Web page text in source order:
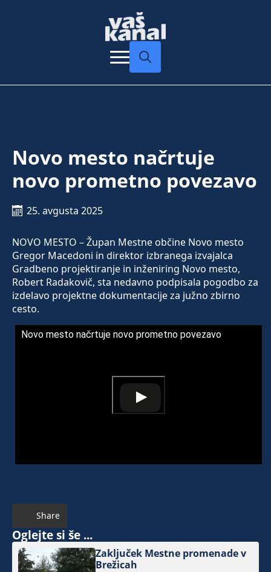
Novo mesto načrtuje
novo prometno povezavo
25. avgusta 2025
NOVO MESTO – Župan Mestne občine Novo mesto
Gregor Macedoni in direktor izbranega izvajalca
Gradbeno projektiranje in inženiring Novo mesto,
Robert Radakovič, sta nedavno podpisala pogodbo za
izdelavo projektne dokumentacije za južno zbirno
cesto.
Novo mesto načrtuje novo prometno povezavo
Share
Oglejte si še ...
Zaključek Mestne promenade v
Brežicah